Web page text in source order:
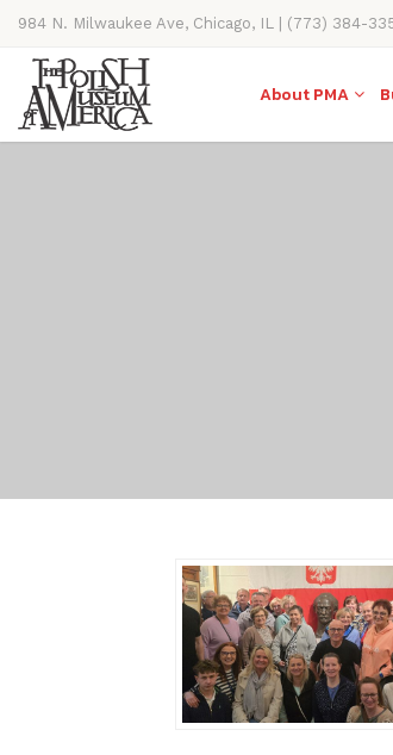
984 N. Milwaukee Ave, Chicago, IL | (773) 384-
11AM-4PM
About PMA